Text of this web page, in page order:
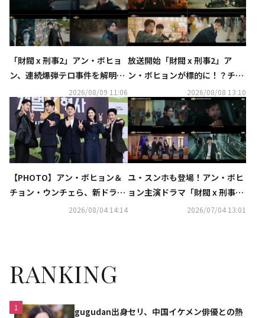
「財閥 x 刑事2」アン・ボヒョ
ン、連続爆弾テロ事件を解明…
ユ・スンホの登場にも期待
2026/08/09 11:06
放送開始「財閥 x 刑事2」ア
ン・ボヒョンが標的に！？チョ
ン・ウンチェとの関係性にも注
目【ネタバレあり】
2026/08/08 13:10
【PHOTO】アン・ボヒョン＆
チョン・ウンチェら、新ドラマ
「財閥 x 刑事2」制作発表会に
2026/08/04 14:14
ユ・スンホも登場！アン・ボヒ
ョン主演ドラマ「財閥 x 刑事
2」予告映像第1弾を公開
2026/07/04 13:01
RANKING
1
gugudan出身セリ、中国イケメン俳優との熱